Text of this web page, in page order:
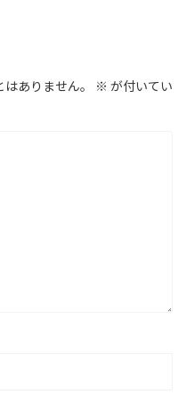
ありません。 ※ が付いてい